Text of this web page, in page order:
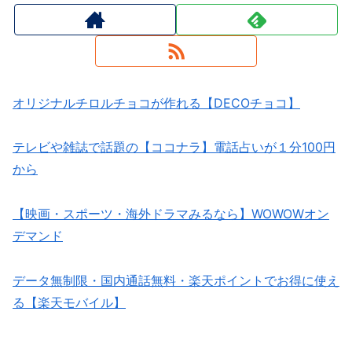
オリジナルチロルチョコが作れる【DECOチョコ】
テレビや雑誌で話題の【ココナラ】電話占いが１分100円
から
【映画・スポーツ・海外ドラマみるなら】WOWOWオン
デマンド
データ無制限・国内通話無料・楽天ポイントでお得に使え
る【楽天モバイル】